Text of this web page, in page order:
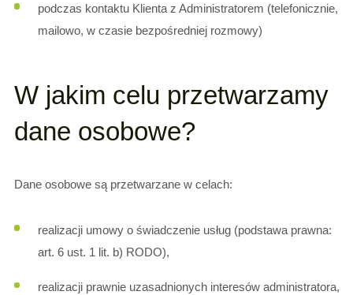
podczas kontaktu Klienta z Administratorem (telefonicznie,
mailowo, w czasie bezpośredniej rozmowy)
W jakim celu przetwarzamy
dane osobowe?
Dane osobowe są przetwarzane w celach:
realizacji umowy o świadczenie usług (podstawa prawna:
art. 6 ust. 1 lit. b) RODO),
realizacji prawnie uzasadnionych interesów administratora,